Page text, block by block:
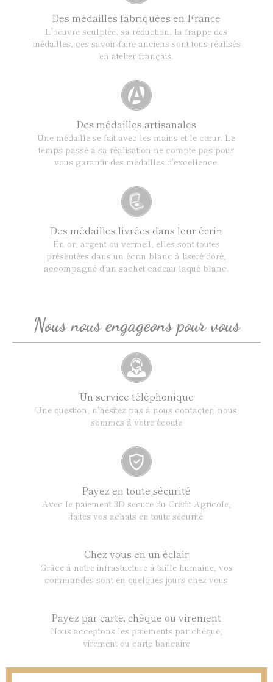
Des médailles fabriquées en France
L’oeuvre sculptée, sa réduction, la frappe des
médailles, ces savoir-faire anciens sont tous réalisés
en atelier français.
Des médailles artisanales
Une médaille se fait avec les mains et le cœur. Le
temps passé à sa réalisation ne compte pas pour
vous garantir des médailles d’excellence.
Des médailles livrées dans leur écrin
En or, argent ou vermeil, elles sont toutes
présentées dans un écrin blanc à liseré doré,
accompagné d’un sachet cadeau laqué blanc.
Nous nous engageons pour vous
Un service téléphonique
Une question, n'hésitez pas à nous contacter, nous
sommes à votre écoute
Payez en toute sécurité
Avec le paiement 3D secure du Crédit Agricole,
faites vos achats en toute sécurité
Chez vous en un éclair
Grâce à notre infrastucture à taille humaine, vos
commandes sont en quelques jours chez vous
Payez par carte, chèque ou virement
Nous acceptons les paiements par chèque,
virement ou carte bancaire